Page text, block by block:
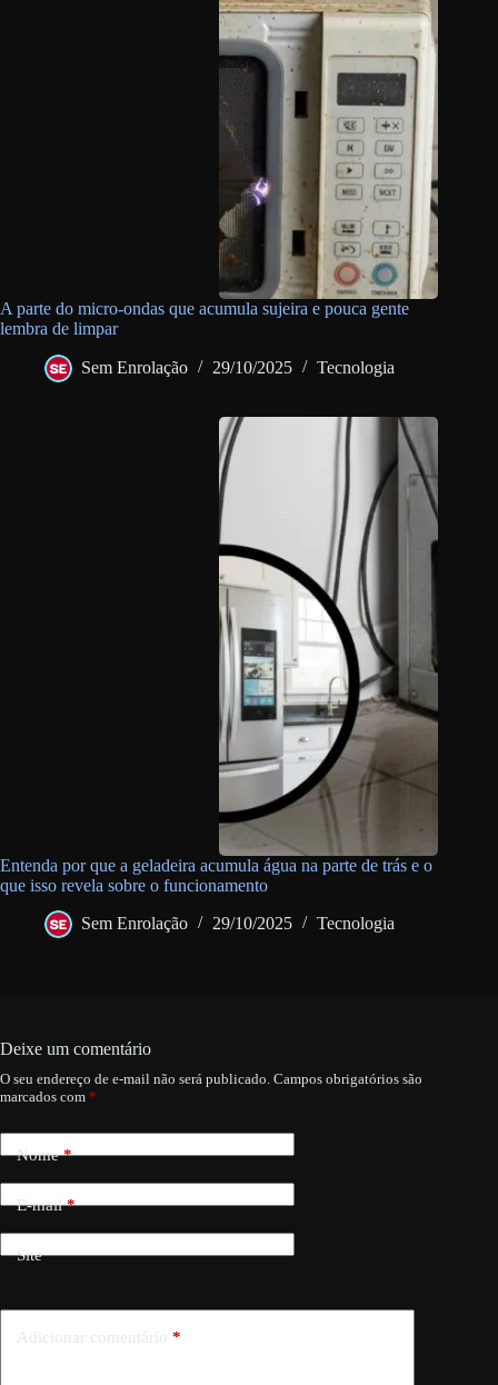
A parte do micro-ondas que acumula sujeira e pouca gente
lembra de limpar
Sem Enrolação 29/10/2025 Tecnologia
Entenda por que a geladeira acumula água na parte de trás e o
que isso revela sobre o funcionamento
Sem Enrolação 29/10/2025 Tecnologia
Deixe um comentário
O seu endereço de e-mail não será publicado. Campos obrigatórios são
marcados com *
Nome*
E-mail*
Site
Adicionar comentário *